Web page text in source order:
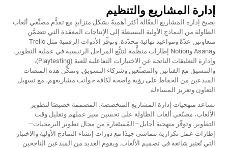
إدارة المشاريع والتنظيم
يصبح إدارة المشاريع الفعّالة أكثر أهميةً بشكل متزايدٍ مع تقدُّم مصنِّعي ألعاب
الطاولة من النماذج الأولية البسيطة إلى الإنتاجات المعقدة التي تتضمَّن
متعاونين عدَّةً ومواعيد نهائية محدَّدة. وتوفِّر الأدوات الرقمية مثل Trello
وAsana وNotion إطارات منظَّمة لتتبُّع المراحل الرئيسية في عملية التطوير،
وإدارة التعليقات الناتجة عن الاختبارات التفاعلية للعبة (Playtesting)،
والتنسيق مع الفنانين والمصنِّعين وشركاء التسويق. وتمكِّن هذه المنصات
المبدعين من الحفاظ على رؤية واضحة لكافة جوانب مشاريعهم، مع تسهيل
التعاون وتعزيز المساءلة.
تساعد منهجيات إدارة المشاريع المتخصصة، المصممة خصيصًا لتطوير
الألعاب، مصنّعي ألعاب الطاولة على تحسين سير عملهم وتقليل وقت
التطوير. وتوفّر منهجية أجايل—المُستَعارة من مجال تطوير البرمجيات—
إطارات عمل تكرارية تتماشى جيدًا مع دورات إنشاء النماذج الأولية والاختبار
التي تُعتبر شائعة في تصميم الألعاب. ويقوم العديد من المبدعين الناجحين